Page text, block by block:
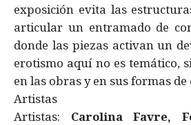
exposición evita las
articular un entramado de
donde las piezas activan un
erotismo aquí no es temático,
en las obras y en sus formas
Artistas
Artistas: Carolina Favre,